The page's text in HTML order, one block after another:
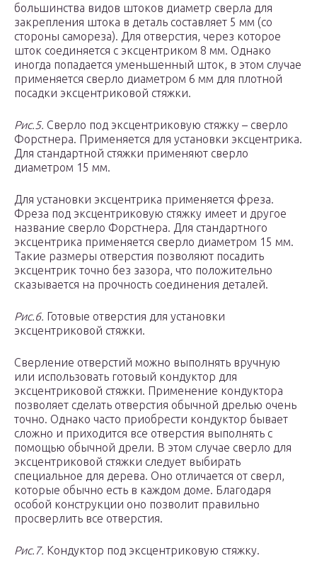
большинства видов штоков диаметр сверла для
закрепления штока в деталь составляет 5 мм (со
стороны самореза). Для отверстия, через которое
шток соединяется с эксцентриком 8 мм. Однако
иногда попадается уменьшенный шток, в этом случае
применяется сверло диаметром 6 мм для плотной
посадки эксцентриковой стяжки.
Рис.5. Сверло под эксцентриковую стяжку – сверло
Форстнера. Применяется для установки эксцентрика.
Для стандартной стяжки применяют сверло
диаметром 15 мм.
Для установки эксцентрика применяется фреза.
Фреза под эксцентриковую стяжку имеет и другое
название сверло Форстнера. Для стандартного
эксцентрика применяется сверло диаметром 15 мм.
Такие размеры отверстия позволяют посадить
эксцентрик точно без зазора, что положительно
сказывается на прочность соединения деталей.
Рис.6. Готовые отверстия для установки
эксцентриковой стяжки.
Сверление отверстий можно выполнять вручную
или использовать готовый кондуктор для
эксцентриковой стяжки. Применение кондуктора
позволяет сделать отверстия обычной дрелью очень
точно. Однако часто приобрести кондуктор бывает
сложно и приходится все отверстия выполнять с
помощью обычной дрели. В этом случае сверло для
эксцентриковой стяжки следует выбирать
специальное для дерева. Оно отличается от сверл,
которые обычно есть в каждом доме. Благодаря
особой конструкции оно позволит правильно
просверлить все отверстия.
Рис.7. Кондуктор под эксцентриковую стяжку.